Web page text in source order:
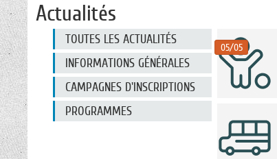
Actualités
catégories
d'actualité
TOUTES LES ACTUALITÉS
INFORMATIONS GÉNÉRALES
CAMPAGNES D'INSCRIPTIONS
PROGRAMMES
05/05